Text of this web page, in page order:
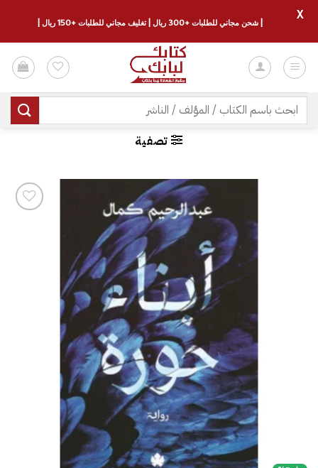
للمحتوى
البحث
عن:
تصفية
| شحن مجاني للطلبات +300 ريال | تغليف مجاني للطلبات +150 ريال |
X